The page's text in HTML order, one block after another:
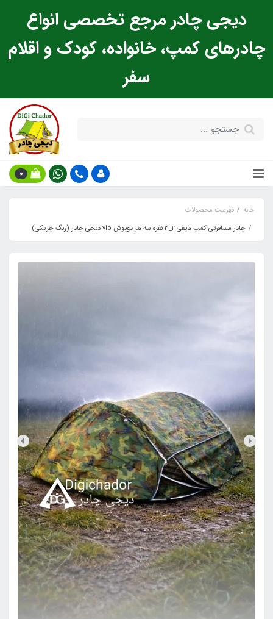
دیجی چادر مرجع تخصصی انواع
چادرهای کمپ، خانواده، کودک و اقلام
سفر
0
خانه
فهرست محصولات
چادر مسافرتی کمپ قایقی 2_3 نفره سه فنر دوپوش vip دیجی چادر (رنگ چریکی)